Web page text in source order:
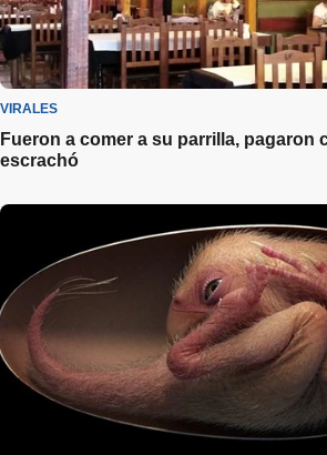
VIRALES
Fueron a comer a su parrilla, pagaron
escrachó